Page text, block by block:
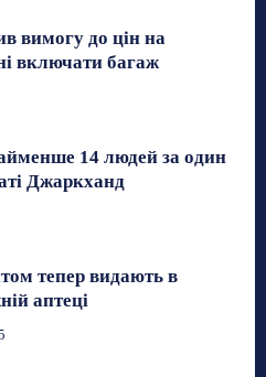
вимогу до цін на
включати багаж
14 людей за один
Джаркханд
тепер видають в
аптеці